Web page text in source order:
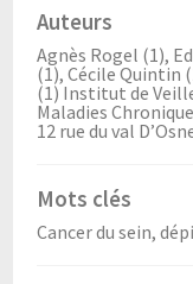
Auteurs
Agnès Rogel (1),
(1), Cécile Quintin
(1) Institut de
Maladies
12 rue du val
Mots clés
Cancer du sein,